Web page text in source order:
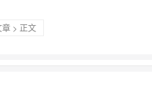
章 > 正文